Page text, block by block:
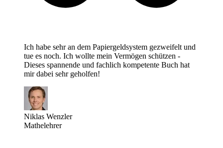
Ich habe sehr an dem Papiergeldsystem gezweifelt und
tue es noch. Ich wollte mein Vermögen schützen -
Dieses spannende und fachlich kompetente Buch hat
mir dabei sehr geholfen!
Niklas Wenzler
Mathelehrer